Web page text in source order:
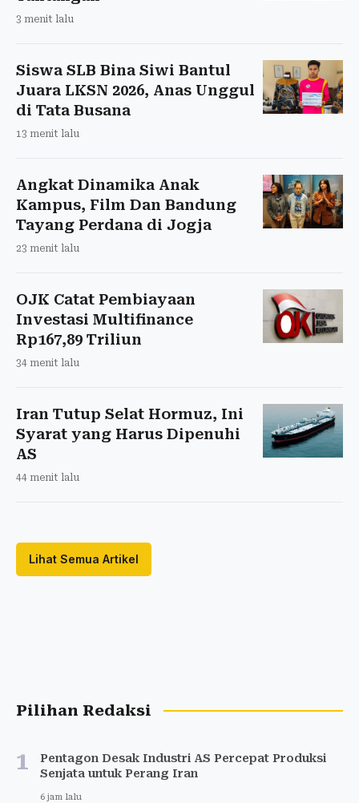
3 menit lalu
Siswa SLB Bina Siwi Bantul
Juara LKSN 2026, Anas Unggul
di Tata Busana
13 menit lalu
Angkat Dinamika Anak
Kampus, Film Dan Bandung
Tayang Perdana di Jogja
23 menit lalu
OJK Catat Pembiayaan
Investasi Multifinance
Rp167,89 Triliun
34 menit lalu
Iran Tutup Selat Hormuz, Ini
Syarat yang Harus Dipenuhi
AS
44 menit lalu
Lihat Semua Artikel
Pilihan Redaksi
1
Pentagon Desak Industri AS Percepat Produksi
Senjata untuk Perang Iran
6 jam lalu